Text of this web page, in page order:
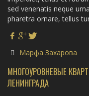
sed venenatis neque
pharetra ornare, tellus
Марфа Захарова
МНОГОУРОВНЕВЫЕ
ЛЕНИНГРАДА